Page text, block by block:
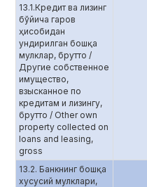
13.1.Кредит ва лизинг
бўйича гаров
ҳисобидан
ундирилган бошқа
мулклар, брутто /
Другие собственное
имущество,
взысканное по
кредитам и лизингу,
брутто / Other own
property collected on
loans and leasing,
gross
13.2. Банкнинг бошқа
хусусий мулклари,